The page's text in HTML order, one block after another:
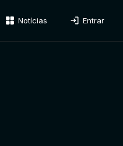
Notícias Entrar